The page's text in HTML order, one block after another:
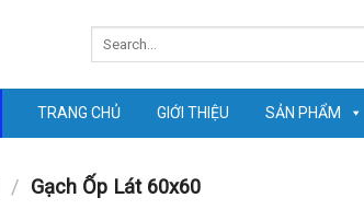
TRANG CHỦ GIỚI THIỆU SẢN PHẨM
/ Gạch Ốp Lát 60x60